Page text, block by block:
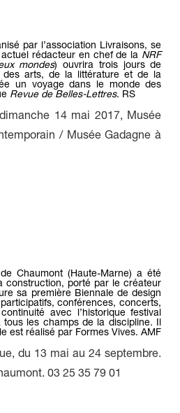
par l’association Livraisons, se
rédacteur en chef de la NRF
mondes) ouvrira trois jours de
des arts, de la littérature et de la
un voyage dans le monde des
Revue de Belles-Lettres. RS
14 mai 2017, Musée
/ Musée Gadagne à
Chaumont (Haute-Marne) a été
construction, porté par le créateur
sa première Biennale de design
conférences, concerts,
avec l’historique festival
tous les champs de la discipline. Il
est réalisé par Formes Vives. AMF
, du 13 mai au 24 septembre.
03 25 35 79 01